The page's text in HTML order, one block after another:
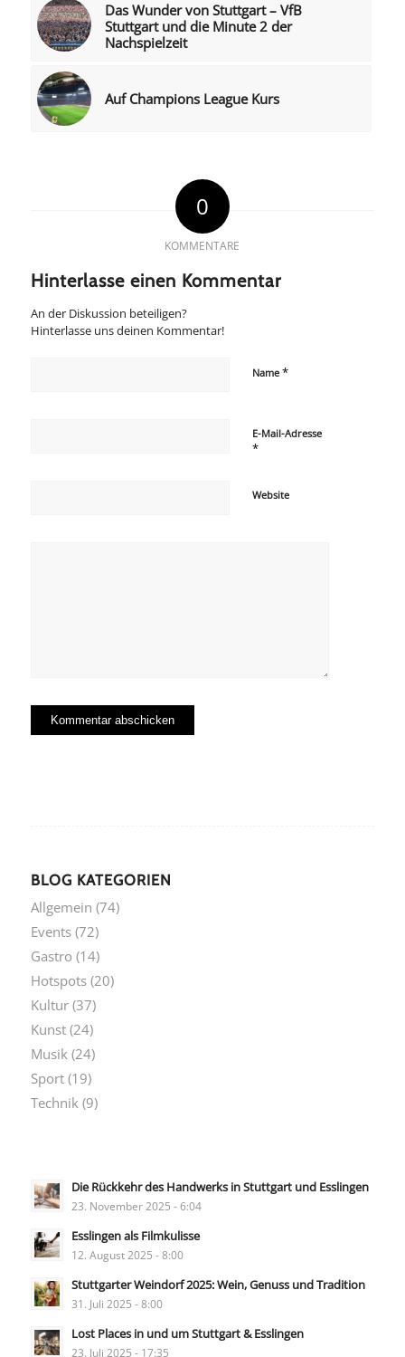
Das Wunder von Stuttgart – VfB
Stuttgart und die Minute 2 der
Nachspielzeit
Auf Champions League Kurs
0
KOMMENTARE
Hinterlasse einen Kommentar
An der Diskussion beteiligen?
Hinterlasse uns deinen Kommentar!
Name *
E-Mail-Adresse
*
Website
BLOG KATEGORIEN
Allgemein (74)
Events(72)
Gastro (14)
Hotspots(20)
Kultur(37)
Kunst(24)
Musik(24)
Sport(19)
Technik(9)
Die Rückkehr des Handwerks in Stuttgart und Esslingen
23. November 2025 - 6:04
Esslingen als Filmkulisse
12. August 2025 - 8:00
Stuttgarter Weindorf 2025: Wein, Genuss und Tradition
31. Juli 2025 - 8:00
Lost Places in und um Stuttgart & Esslingen
23. Juli 2025 - 17:35